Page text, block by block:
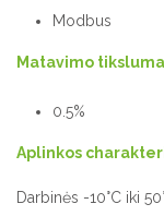
Modbus
Matavimo
0.5%
Aplinkos
Darbinės -10°C iki